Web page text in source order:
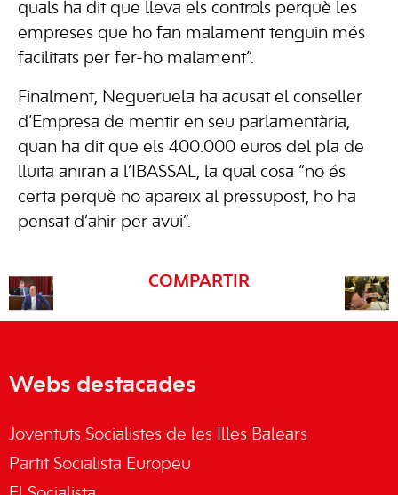
quals ha dit que lleva els controls perquè les
empreses que ho fan malament tenguin més
facilitats per fer-ho malament”.
Finalment, Negueruela ha acusat el conseller
d’Empresa de mentir en seu parlamentària,
quan ha dit que els 400.000 euros del pla de
lluita aniran a l’IBASSAL, la qual cosa “no és
certa perquè no apareix al pressupost, ho ha
pensat d’ahir per avui”.
COMPARTIR
Webs destacades
Joventuts Socialistes de les Illes Balears
Partit Socialista Europeu